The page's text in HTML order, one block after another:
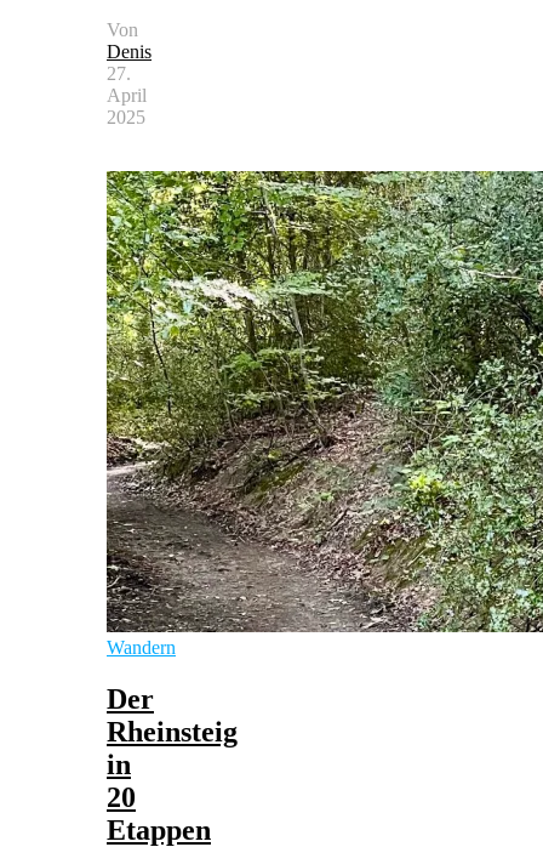
Von
Denis
27.
April
2025
Wandern
Der
Rheinsteig
in
20
Etappen